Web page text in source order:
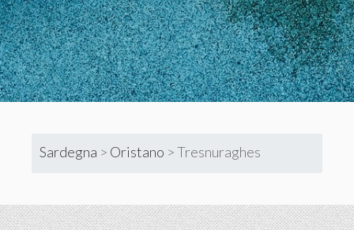
Sardegna > Oristano >Tresnuraghes